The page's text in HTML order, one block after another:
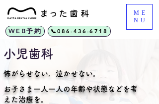
ME
NU
WEB予約 📞086-436-6718
​小児歯科
怖がらせない。泣かせない。
お子さま一人一人の年齢や状態などを考
えた治療を。